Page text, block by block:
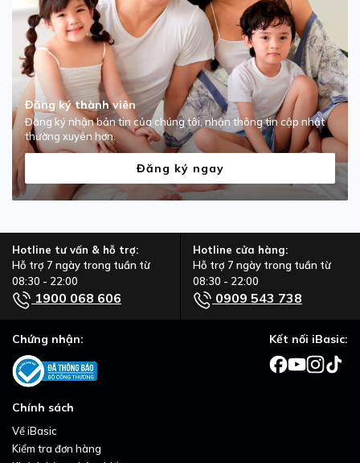
Đăng ký thành viên
Đăng ký nhận bản tin của chúng tôi, nhận thông tin cập nhật
thường xuyên hơn.
Đăng ký ngay
Hotline tư vấn & hỗ trợ:
Hỗ trợ 7 ngày trong tuần từ
08:30 - 22:00
1900 068 606
Hotline cửa hàng:
Hỗ trợ 7 ngày trong tuần từ
08:30 - 22:00
0909 543 738
Chính sách
Về iBasic
Kiểm tra đơn hàng
Chứng nhận: Kết nối iBasic: